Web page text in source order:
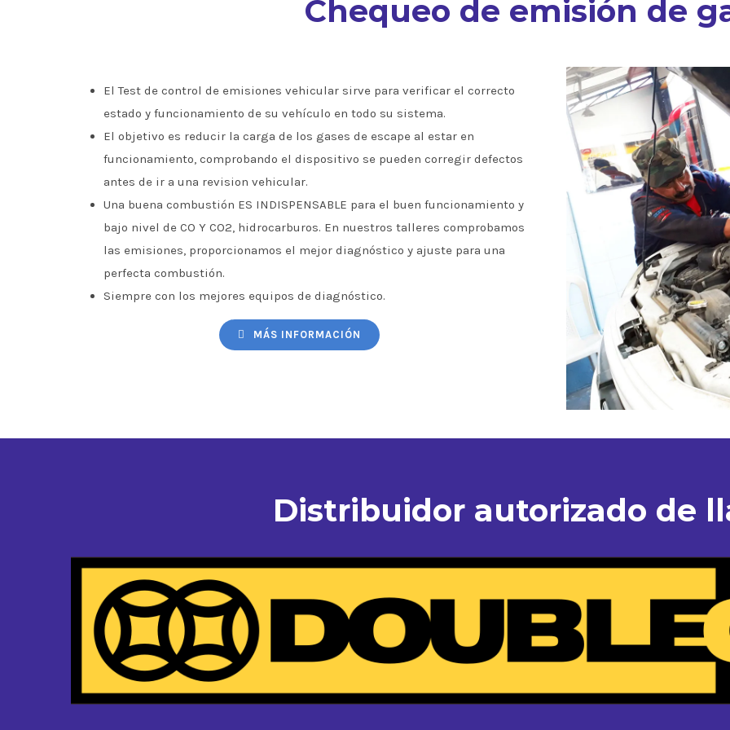
Chequeo de emisión de
El Test de control de emisiones vehicular sirve para verificar el correcto
estado y funcionamiento de su vehículo en todo su sistema.
El objetivo es reducir la carga de los gases de escape al estar en
funcionamiento, comprobando el dispositivo se pueden corregir defectos
antes de ir a una revision vehicular.
Una buena combustión ES INDISPENSABLE para el buen funcionamiento y
bajo nivel de CO Y CO2, hidrocarburos. En nuestros talleres comprobamos
las emisiones, proporcionamos el mejor diagnóstico y ajuste para una
perfecta combustión.
Siempre con los mejores equipos de diagnóstico.
MÁS INFORMACIÓN
Distribuidor autorizado de